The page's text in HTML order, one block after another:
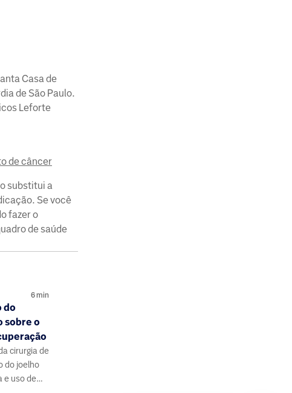
Casa de
de São Paulo.
Leforte
de câncer
substitui a
Se você
fazer o
de saúde
6min
do
sobre o
cirurgia de
do joelho
e uso de